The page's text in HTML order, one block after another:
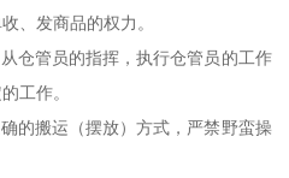
、发商品的权力。
仓管员的指挥，执行仓管员的工作
工作。
的搬运（摆放）方式，严禁野蛮操